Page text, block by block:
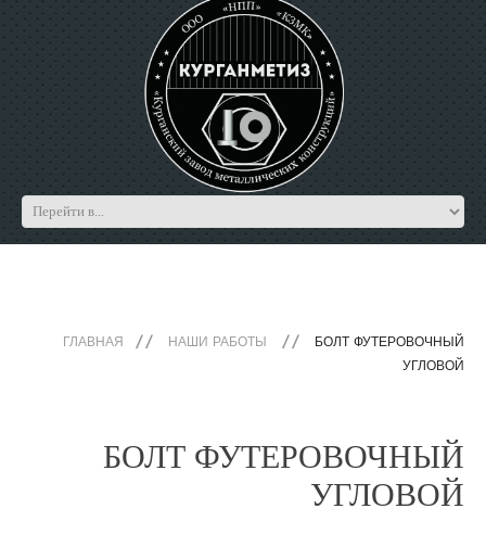
ГЛАВНАЯ НАШИ РАБОТЫ
БОЛТ ФУТЕРОВОЧНЫЙ
УГЛОВОЙ
БОЛТ ФУТЕРОВОЧНЫЙ
УГЛОВОЙ